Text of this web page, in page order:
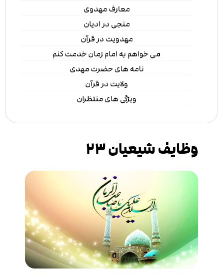
معارف مهدوی
منجی در ادیان
مهدویت در قرآن
می خواهم به امام زمان خدمت کنم
نامه های حضرت مهدی
ولایت در قرآن
ویژگی های منتظران
وظایف شیعیان ۲۳